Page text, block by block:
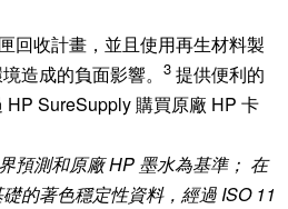
回收計畫，並且使用再生材料製
造成的負面影響。 3 提供便利的
SureSupply 購買原廠 HP 卡
預測和原廠 HP 墨水為基準； 在
的著色穩定性資料，經過 ISO 11